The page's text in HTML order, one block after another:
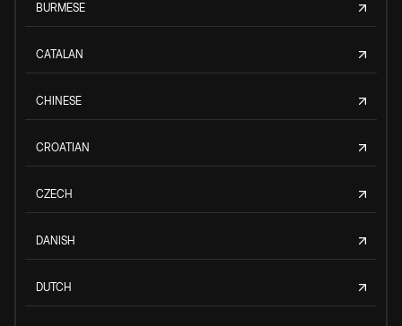
BURMESE
CATALAN
CHINESE
CROATIAN
CZECH
DANISH
DUTCH